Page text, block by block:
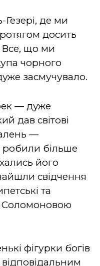
де ми
досить
Все, що ми
чорного
засмучувало.
— дуже
дав світові
—
більше
його
свідчення
та
Соломоновою
фігурки богів
відповідальним